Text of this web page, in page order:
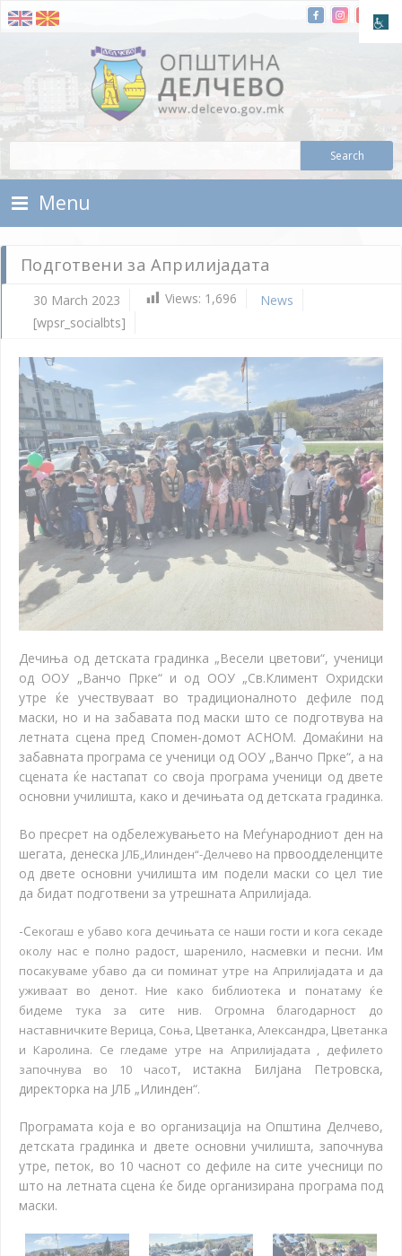
Skip To Content
Municipality of Delchevo
Menu
Подготвени за Априлијадата
30 March 2023 Views: 1,696
News
[wpsr_socialbts]
Дечиња од детската градинка „Весели цветови“, ученици
од ООУ „Ванчо Прке“ и од ООУ „Св.Климент Охридски
утре ќе учествуваат во традиционалното дефиле под
маски, но и на забавата под маски што се подготвува на
летната сцена пред Спомен-домот АСНОМ. Домаќини на
забавната програма се ученици од ООУ „Ванчо Прке“, а на
сцената ќе настапат со своја програма ученици од двете
основни училишта, како и дечињата од детската градинка.
Во пресрет на одбележувањето на Меѓународниот ден на
шегата, денеска ЈЛБ„Илинден“-Делчево на првоодделенците
од двете основни училишта им подели маски со цел тие
да бидат подготвени за утрешната Априлијада.
-Секогаш е убаво кога дечињата се наши гости и кога секаде
околу нас е полно радост, шаренило, насмевки и песни. Им
посакуваме убаво да си поминат утре на Априлијадата и да
уживаат во денот. Ние како библиотека и понатаму ќе
бидеме тука за сите нив. Огромна благодарност до
наставничките Верица, Соња, Цветанка, Александра, Цветанка
и Каролина. Се гледаме утре на Априлијадата , дефилето
започнува во 10 часот, истакна Билјана Петровска,
директорка на ЈЛБ „Илинден“.
Програмата која е во организација на Општина Делчево,
детската градинка и двете основни училишта, започнува
утре, петок, во 10 часнот со дефиле на сите учесници по
што на летната сцена ќе биде организирана програма под
маски.